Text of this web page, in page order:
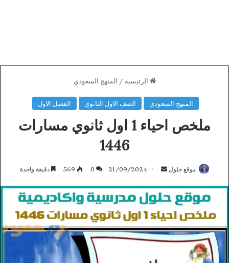
الرئيسية / المنهج السعودي
المنهج السعودي الصف الاول الثانوي الفصل الاول
ملخص احياء 1 اول ثانوي مسارات
1446
موقع حلول
أرسل
إلكترونيا
21/09/2024
0
569 دقيقة واحدة